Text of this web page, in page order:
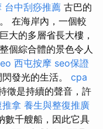
台中刮痧推薦 古巴的
在海岸內，一個較
大的多層省長大樓，
個綜合體的景色令人
西屯按摩 seo保證
發光的生活。 cpa
徵是持續的聲音，許
推拿 養生與整復推廣
數千艘船，因此它具